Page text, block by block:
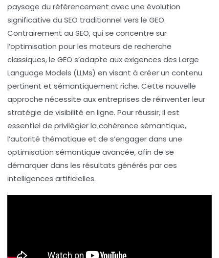
paysage du référencement avec une évolution
significative du SEO traditionnel vers le GEO.
Contrairement au SEO, qui se concentre sur
l’optimisation pour les moteurs de recherche
classiques, le GEO s’adapte aux exigences des Large
Language Models (LLMs) en visant à créer un contenu
pertinent et sémantiquement riche. Cette nouvelle
approche nécessite aux entreprises de réinventer leur
stratégie de visibilité en ligne. Pour réussir, il est
essentiel de privilégier la cohérence sémantique,
l’autorité thématique et de s’engager dans une
optimisation sémantique avancée, afin de se
démarquer dans les résultats générés par ces
intelligences artificielles.